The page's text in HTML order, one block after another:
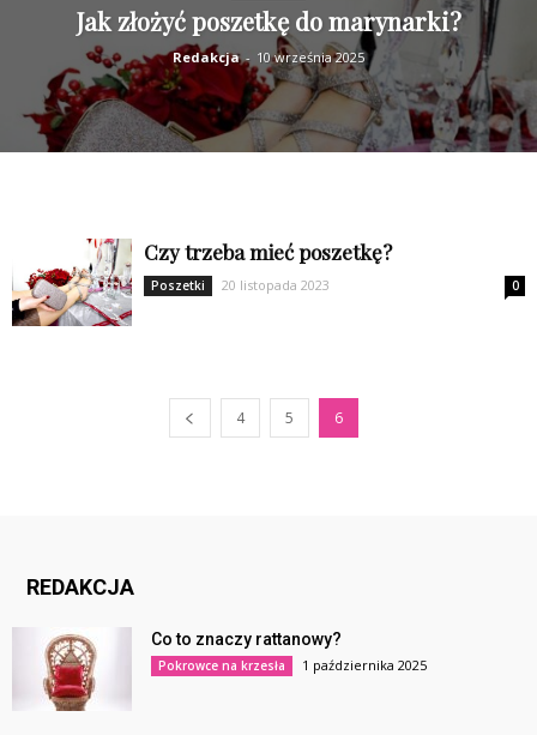
Jak złożyć poszetkę do marynarki?
Redakcja - 10 września 2025
Czy trzeba mieć poszetkę?
Poszetki 20 listopada 2023 0
4 5 6
REDAKCJA
Co to znaczy rattanowy?
Pokrowce na krzesła 1 października 2025